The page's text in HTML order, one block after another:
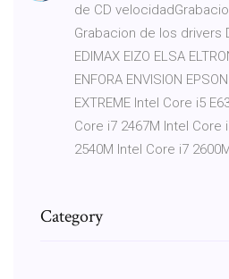
de CD
Grabacion de los drivers
EDIMAX EIZO ELSA
ENFORA ENVISION
EXTREME Intel Core i5
Core i7 2467M Intel Core
2540M Intel Core i7
Category